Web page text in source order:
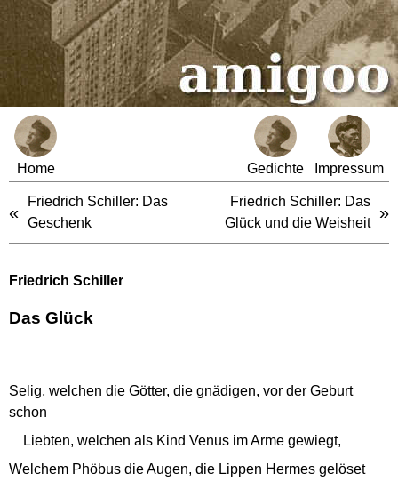
Home Gedichte Impressum
«
Friedrich Schiller: Das
Geschenk
Friedrich Schiller: Das
Glück und die Weisheit
»
Friedrich Schiller
Das Glück
Selig, welchen die Götter, die gnädigen, vor der Geburt
schon
Liebten, welchen als Kind Venus im Arme gewiegt,
Welchem Phöbus die Augen, die Lippen Hermes gelöset